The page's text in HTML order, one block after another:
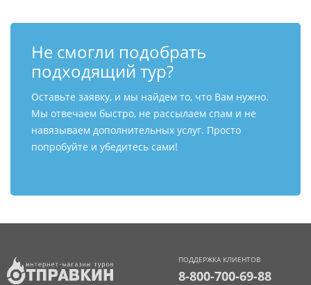
Не смогли подобрать
подходящий тур?
Оставьте заявку, и мы найдем то, что Вам нужно.
Мы отвечаем быстро, не рассылаем спам и не
навязываем дополнительных услуг. Просто
попробуйте и убедитесь сами!
ПОДДЕРЖКА КЛИЕНТОВ
8-800-700-69-88